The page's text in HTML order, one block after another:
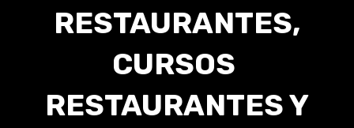
RESTAURANTES,
CURSOS
RESTAURANTES Y